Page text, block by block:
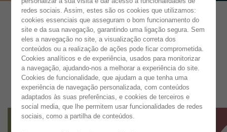
redes sociais. Assim, estes são os cookies que utilizamos:
cookies essenciais que asseguram o bom funcionamento do
site e da sua navegação, garantindo uma ligação segura. Sem
eles a navegação no site, a visualização correta dos
conteúdos ou a realização de ações pode ficar comprometida.
Cookies analíticos e de experiência, usados para monitorizar
a navegação, ajudando-nos a melhorar a experiência do site.
Cookies de funcionalidade, que ajudam a que tenha uma
experiência de navegação personalizada, com conteúdos
adaptados às suas preferências, e cookies de terceiros e
social media, que lhe permitem usar funcionalidades de redes
sociais, como a partilha de conteúdos.